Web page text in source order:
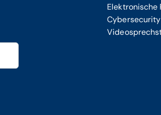
Elektronische
Cybersecurity